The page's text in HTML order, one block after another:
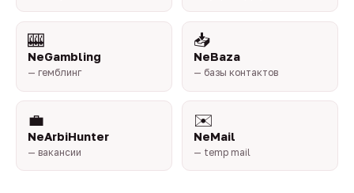
🎰
NeGambling
— гемблинг
📥
NeBaza
— базы контактов
💼
NeArbiHunter
— вакансии
✉️
NeMail
— temp mail